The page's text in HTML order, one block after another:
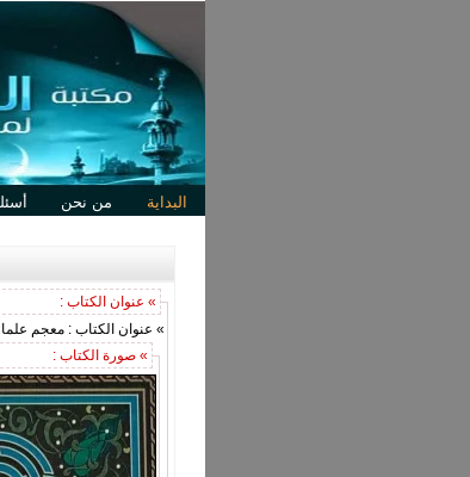
البداية من نحن
» عنوان الكتاب :
» عنوان الكتاب : معجم
» صورة الكتاب :